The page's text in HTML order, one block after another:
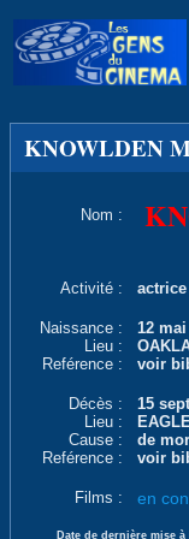
KNOWLDEN
Nom :
Activité :
Naissance :
12 mai
Lieu :
Reférence :
voir
Décès :
15
Lieu :
Cause :
de
Reférence :
voir
Films : en
Date de dernière mise